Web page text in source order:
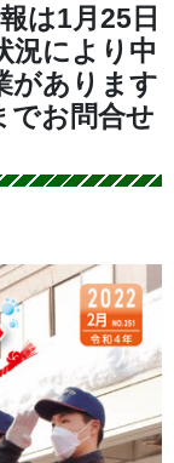
は1月25日
況により中
があります
でお問合せ